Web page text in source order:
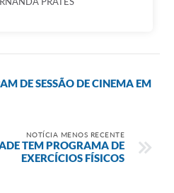
DE SESSÃO DE CINEMA EM
NOTÍCIA MENOS RECENTE
TEM PROGRAMA DE
EXERCÍCIOS FÍSICOS